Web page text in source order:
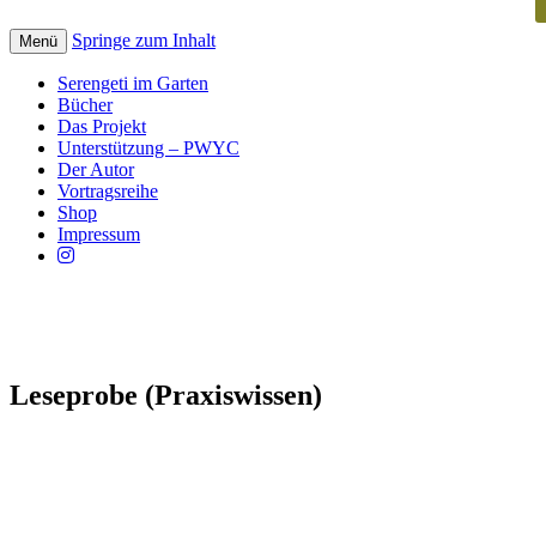
Menü Springe zum Inhalt
Serengeti im Garten
Bücher
Das Projekt
Unterstützung – PWYC
Der Autor
Vortragsreihe
Shop
Impressum
Leseprobe (Praxiswissen)